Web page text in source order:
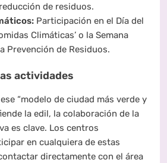
de residuos.
Participación en el Día del
Climáticas’ o la Semana
Prevención de Residuos.
actividades
“modelo de ciudad más verde y
la edil, la colaboración de la
es clave. Los centros
en cualquiera de estas
directamente con el área